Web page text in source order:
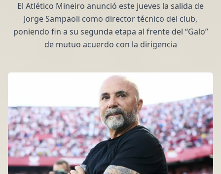
El Atlético Mineiro anunció este jueves la salida de
Jorge Sampaoli como director técnico del club,
poniendo fin a su segunda etapa al frente del “Galo”
de mutuo acuerdo con la dirigencia